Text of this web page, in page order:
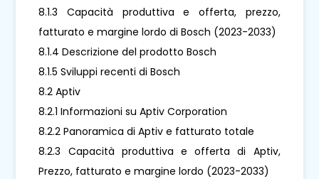
8.1.3 Capacità produttiva e offerta, prezzo,
fatturato e margine lordo di Bosch (2023-2033)
8.1.4 Descrizione del prodotto Bosch
8.1.5 Sviluppi recenti di Bosch
8.2 Aptiv
8.2.1 Informazioni su Aptiv Corporation
8.2.2 Panoramica di Aptiv e fatturato totale
8.2.3 Capacità produttiva e offerta di Aptiv,
Prezzo, fatturato e margine lordo (2023-2033)